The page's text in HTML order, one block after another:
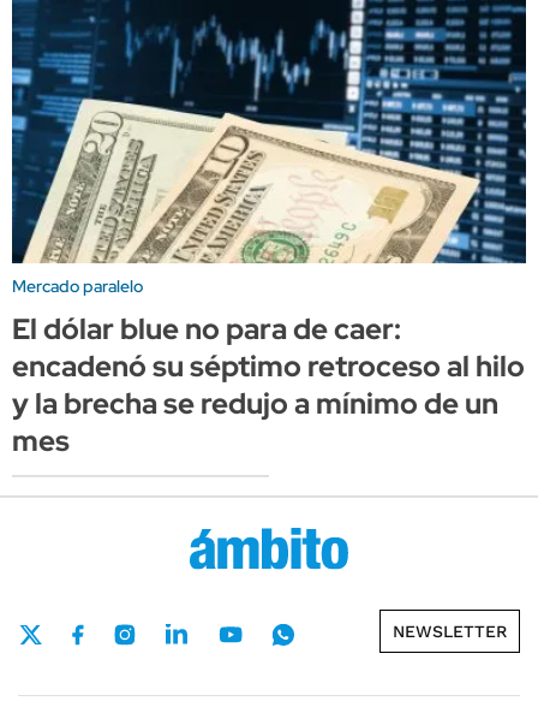
Mercado paralelo
El dólar blue no para de caer:
encadenó su séptimo retroceso al hilo
y la brecha se redujo a mínimo de un
mes
NEWSLETTER